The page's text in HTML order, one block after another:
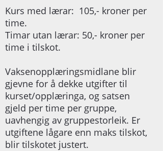
Kurs med lærar: 105,- kroner per
time.
Timar utan lærar: 50,- kroner per
time i tilskot.
Vaksenopplæringsmidlane blir
gjevne for å dekke utgifter til
kurset/opplæringa, og satsen
gjeld per time per gruppe,
uavhengig av gruppestorleik. Er
utgiftene lågare enn maks tilskot,
blir tilskotet justert.